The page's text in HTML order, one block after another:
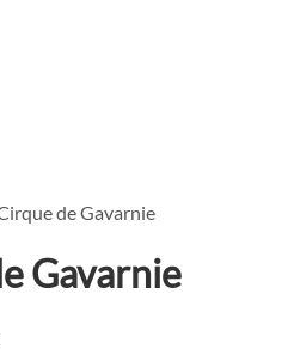
de Gavarnie
Gavarnie